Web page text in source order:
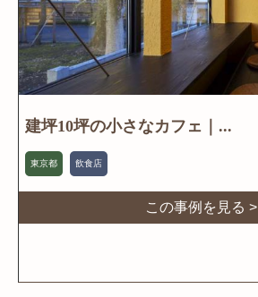
建坪10坪の小さなカフェ｜...
東京都 飲食店
この事例を見る >